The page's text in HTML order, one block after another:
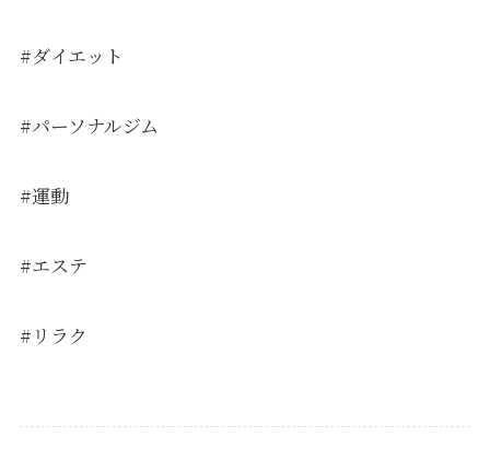
#ダイエット
#パーソナルジム
#運動
#エステ
#リラク